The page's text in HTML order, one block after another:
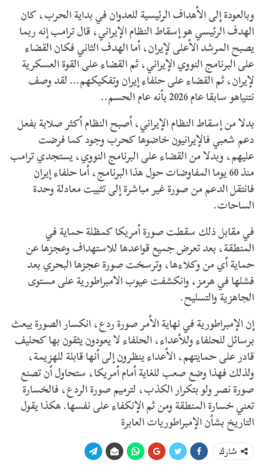
وبالعودة إلى الأهداف الرئيسية للعدوان في بداية الحرب، كان
الهدف الرئيسي هو إسقاط النظام الإيراني، قال ترامب إنه ربما
يصبح المرشد الأعلى لإيران، أما الهدف الثاني فكان القضاء
على البرنامج النووي الإيراني، ثم القضاء على القوة العسكرية
لإيران، ثم القضاء على حلفاء إيران وتفكيكهم… لقد وصف
نتنياهو سابقا عام 2026 بأنه عام الحسم..
بدلا من إسقاط النظام الإيراني، أصبح النظام أكثر صلابة بفعل
دعم شعبي فالإيرانيون خاضوها كحرب وجود كما فرضت
عليهم، وبدلا من القضاء على البرنامج النووي، يستجدي ترامب
منذ 60 يوما المفاوضات حول هذا البرنامج، أما حلفاء إيران
فانتقل الدعم من صورة غير مباشرة إلى تثبيت معادلة وحدة
الساحات.
في مقابل ذلك سقطت صورة أمريكا كمظلة حماية في
المنطقة، بعد تعرض جميع قواعدها للاستهداف وعجزها عن
حماية أي من وكلاءها، وترسخت صورة عجزها البحري بعد
فشلها في هرمز، وانكشفت عيوب الامبراطورية على مستوى
الجاهزية والتسليح.
إن الإمبراطورية في نهاية الأمر صورة ردع، انكسار الصورة يبعث
برسائل للحلفاء وللأعداء، الحلفاء لا يعودون يثقون بها كحليف
قادر على حمايتهم، الأعداء ينظرون إلى أنها قابلة للهزيمة،
ولذلك فهذا وضع صعب للغاية أمام أمريكا، ستحاول أن تصنع
صورة نصر ولو بتكرار الكذب، لترميم صورة الردع، فالخسارة
تعني خسارة المنطقة ومن ثم الإنكفاء على نفسها. هكذا يقول
التاريخ بشأن الإمبراطوريات العابرة
شارك